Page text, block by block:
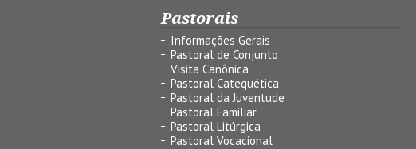
Pastorais
Informações Gerais
Pastoral de Conjunto
Visita Canônica
Pastoral Catequética
Pastoral da Juventude
Pastoral Familiar
Pastoral Litúrgica
Pastoral Vocacional